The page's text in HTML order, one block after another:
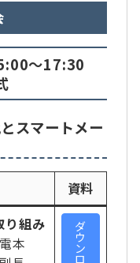
～17:30
スマートメー
資料
り組み
本
ダ
ウ
ン
ロ